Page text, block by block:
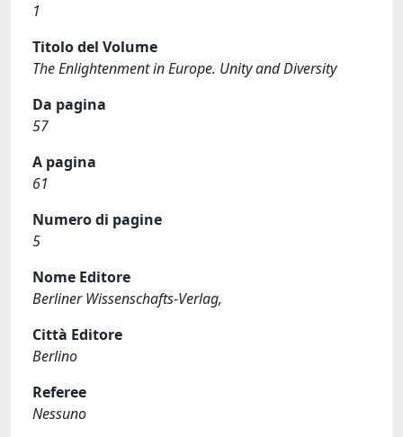
1
Titolo del Volume
The Enlightenment in Europe. Unity and Diversity
Da pagina
57
A pagina
61
Numero di pagine
5
Nome Editore
Berliner Wissenschafts-Verlag,
Città Editore
Berlino
Referee
Nessuno